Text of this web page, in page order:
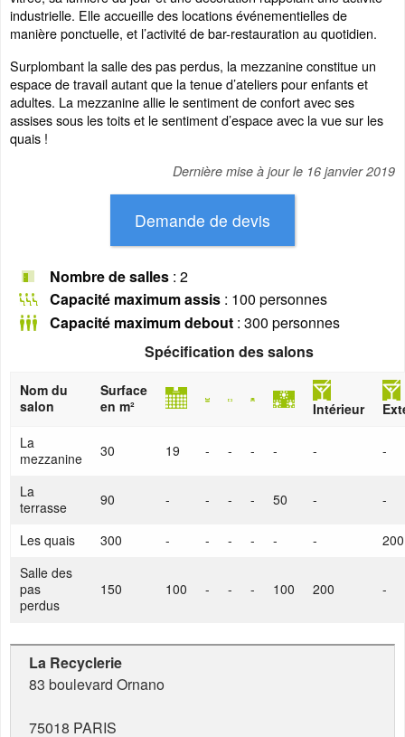
industrielle. Elle accueille des locations événementielles de
manière ponctuelle, et l’activité de bar-restauration au quotidien.
Surplombant la salle des pas perdus, la mezzanine constitue un
espace de travail autant que la tenue d’ateliers pour enfants et
adultes. La mezzanine allie le sentiment de confort avec ses
assises sous les toits et le sentiment d’espace avec la vue sur les
quais !
Dernière mise à jour le 16 janvier 2019
Nombre de salles : 2
Capacité maximum assis : 100 personnes
Capacité maximum debout : 300 personnes
Spécification des salons
Nom du
salon
Surface
en m²
Intérieur
La
mezzanine
30 19 - - - - - -
La
terrasse
90 - - - - 50 - -
Les quais 300 - - - - - -
200
Salle des
pas
perdus
150 100 - - - 100 200 -
La Recyclerie
83 boulevard Ornano
75018 PARIS